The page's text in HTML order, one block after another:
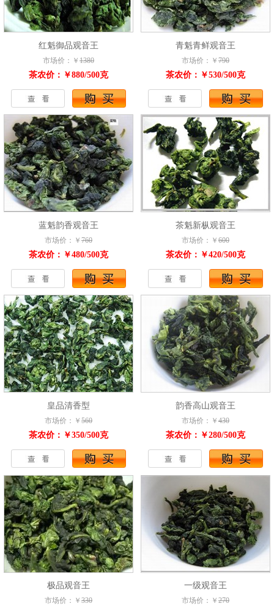
红魁御品观音王
市场价：￥ 1380
茶农价：￥880/500克
青魁青鲜观音王
市场价：￥ 790
茶农价：￥530/500克
蓝魁韵香观音王
市场价：￥ 760
茶农价：￥480/500克
茶魁新枞观音王
市场价：￥ 600
茶农价：￥420/500克
皇品清香型
市场价：￥ 560
茶农价：￥350/500克
韵香高山观音王
市场价：￥ 430
茶农价：￥280/500克
极品观音王
市场价：￥ 330
一级观音王
市场价：￥ 270